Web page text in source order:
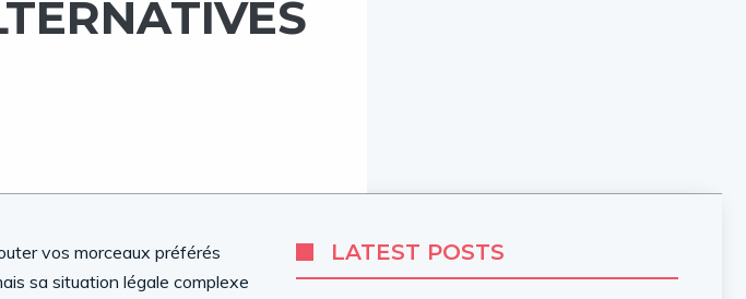
vos morceaux préférés
sa situation légale complexe
LATEST POSTS